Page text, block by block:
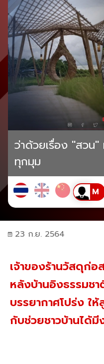
ว่าด้วยเรื่อง "สวน
ทุกมุม
23 ก.ย. 2564
เจ้าของร้านวัสดุก่
หลังบ้านอิงธรรมชา
บรรยากาศโปร่ง ใ
กับช่วยชาวบ้านได้มี